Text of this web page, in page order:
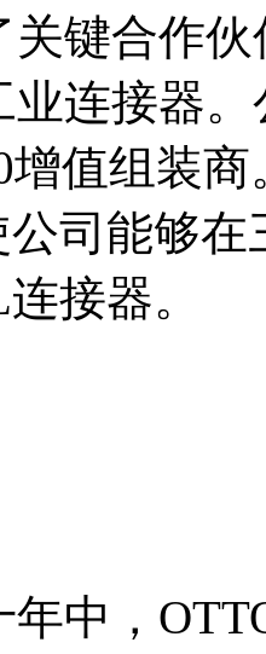
键合作
业连接器
增值组装
公司能够
接器。
中，